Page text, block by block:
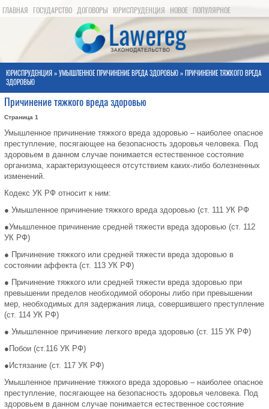
ГЛАВНАЯ ГОСУДАРСТВО ДОГОВОРЫ ЮРИСПРУДЕНЦИЯ НОВОЕ ПОПУЛЯРНОЕ
ЮРИСПРУДЕНЦИЯ » УМЫШЛЕННОЕ ПРИЧИНЕНИЕ ВРЕДА ЗДОРОВЬЮ » ПРИЧИНЕНИЕ ТЯЖКОГО ВРЕДА
ЗДОРОВЬЮ
Причинение тяжкого вреда здоровью
Страница 1
Умышленное причинение тяжкого вреда здоровью – наиболее опасное
преступление, посягающее на безопасность здоровья человека. Под
здоровьем в данном случае понимается естественное состояние
организма, характеризующееся отсутствием каких-либо болезненных
изменений.
Кодекс УК РФ относит к ним:
● Умышленное причинение тяжкого вреда здоровью (ст. 111 УК РФ
●Умышленное причинение средней тяжести вреда здоровью (ст. 112
УК РФ)
● Причинение тяжкого или средней тяжести вреда здоровью в
состоянии аффекта (ст. 113 УК РФ)
● Причинение тяжкого или средней тяжести вреда здоровью при
превышении пределов необходимой обороны либо при превышении
мер, необходимых для задержания лица, совершившего преступление
(ст. 114 УК РФ)
● Умышленное причинение легкого вреда здоровью (ст. 115 УК РФ)
●Побои (ст.116 УК РФ)
●Истязание (ст. 117 УК РФ)
Умышленное причинение тяжкого вреда здоровью – наиболее опасное
преступление, посягающее на безопасность здоровья человека. Под
здоровьем в данном случае понимается естественное состояние